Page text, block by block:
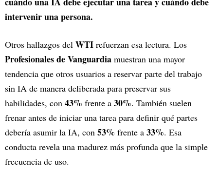
intervenir una persona.
Otros hallazgos del WTI refuerzan esa lectura. Los
Profesionales de Vanguardia muestran una mayor
tendencia que otros usuarios a reservar parte del trabajo
sin IA de manera deliberada para preservar sus
habilidades, con 43% frente a 30%. También suelen
frenar antes de iniciar una tarea para definir qué partes
debería asumir la IA, con 53% frente a 33%. Esa
conducta revela una madurez más profunda que la simple
frecuencia de uso.